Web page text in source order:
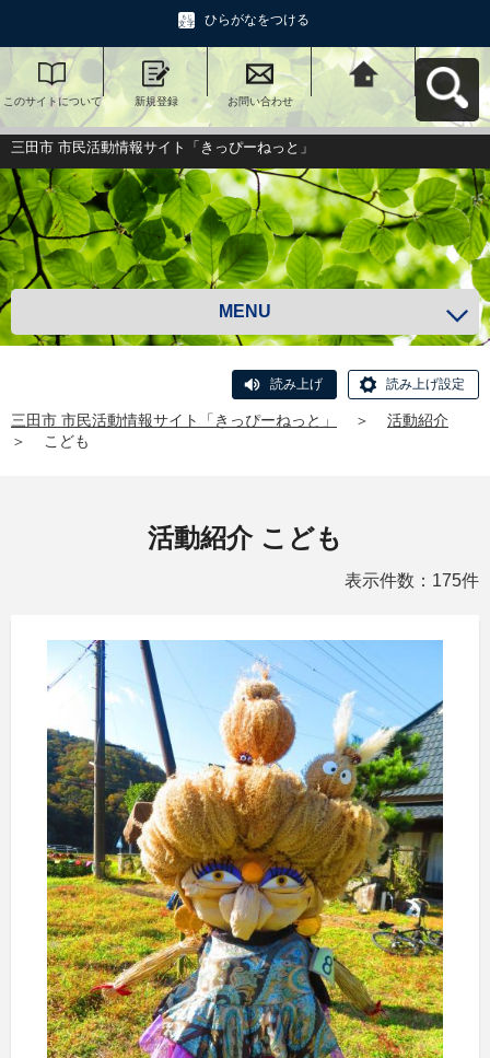
ひらがなをつける
このサイトについて 新規登録 お問い合わせ
三田市 市民活動情報
サイト「きっぴーね
っと」へ戻る
三田市 市民活動情報サイト「きっぴーねっと」
MENU
読み上げ 読み上げ設定
三田市 市民活動情報サイト「きっぴーねっと」 ＞
活動紹介
＞
こども
活動紹介 こども
表示件数：175件